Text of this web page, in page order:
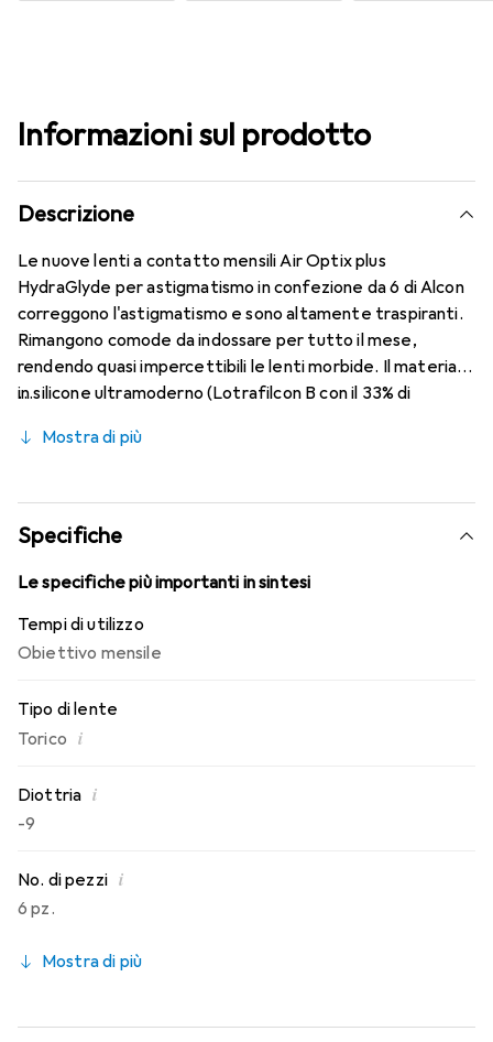
Informazioni sul prodotto
Descrizione
Le nuove lenti a contatto mensili Air Optix plus
HydraGlyde per astigmatismo in confezione da 6 di Alcon
correggono l'astigmatismo e sono altamente traspiranti.
Rimangono comode da indossare per tutto il mese,
rendendo quasi impercettibili le lenti morbide. Il materiale
in silicone ultramoderno (Lotrafilcon B con il 33% di
HydraGlyde Moisture Matrix e la nota tecnologia
indossabilità che conosci. Comfort e assenza di disturbi
durante tutto il giorno con le lenti mensili.
Mostra di più
Specifiche
Le specifiche più importanti in sintesi
Tempi di utilizzo
Obiettivo mensile
Tipo di lente
Torico i
Diottria i
-9
No. di pezzi i
6 pz.
Mostra di più